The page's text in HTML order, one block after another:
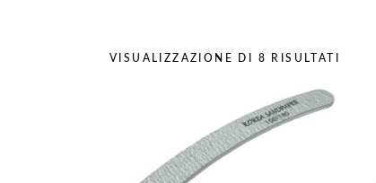
VISUALIZZAZIONE DI 8 RISULTATI